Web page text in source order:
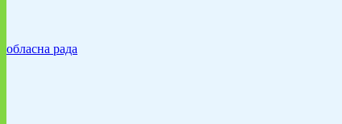
обласна рада